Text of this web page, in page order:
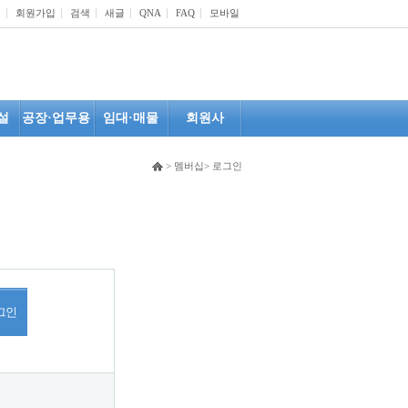
회원가입 검색 새글 QNA FAQ 모바일
공장·업무용 임대·매물 회원사
> 멤버십> 로그인